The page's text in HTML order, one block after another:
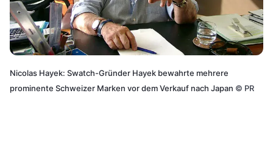
Nicolas Hayek: Swatch-Gründer Hayek bewahrte mehrere
prominente Schweizer Marken vor dem Verkauf nach Japan © PR